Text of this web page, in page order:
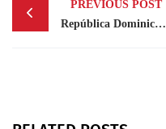
navigation
PREVIOUS POST
República Dominicana presente en el Fitur de Madrid